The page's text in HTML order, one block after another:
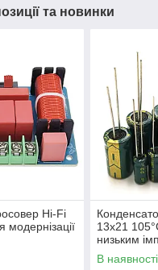
та новинки
Hi-Fi
13x21
низьким
В наявності